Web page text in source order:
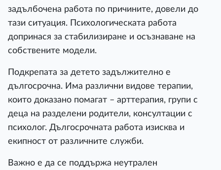
задълбочена работа по причините, довели до
тази ситуация. Психологическата работа
допринася за стабилизиране и осъзнаване на
собствените модели.
Подкрепата за детето задължително е
дългосрочна. Има различни видове терапии,
които доказано помагат – арттерапия, групи с
деца на разделени родители, консултации с
психолог. Дългосрочната работа изисква и
екипност от различните служби.
Важно е да се поддържа неутрален